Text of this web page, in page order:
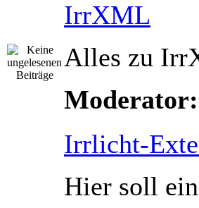
IrrXML
Alles zu
Moderator:
Irrlicht-
Hier soll